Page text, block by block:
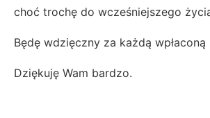
choć trochę do wcześniejszego
Będę wdzięczny za każdą wpłaconą
Dziękuję Wam bardzo.